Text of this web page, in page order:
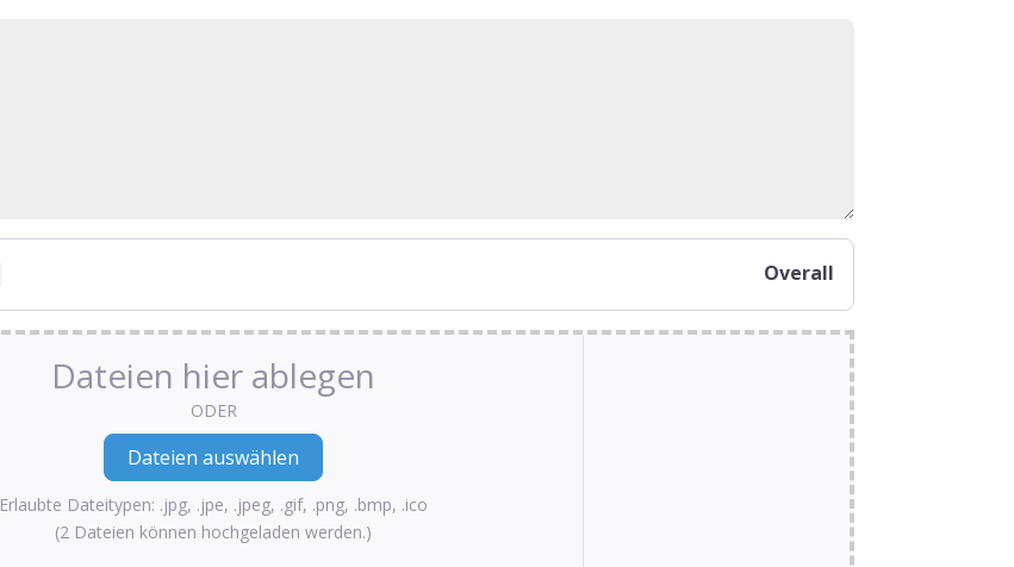
Overall
Dateien hier ablegen
ODER
Erlaubte Dateitypen: .jpg, .jpe, .jpeg, .gif, .png, .bmp, .ico
(2 Dateien können hochgeladen werden.)